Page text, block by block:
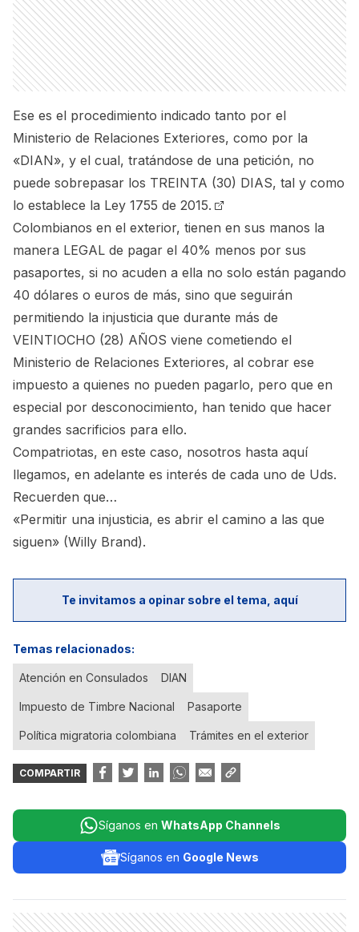
Ese es el procedimiento indicado tanto por el
Ministerio de Relaciones Exteriores, como por la
«DIAN», y el cual, tratándose de una petición, no
puede sobrepasar los TREINTA (30) DIAS, tal y como
lo establece la Ley 1755 de 2015.
Colombianos en el exterior, tienen en sus manos la
manera LEGAL de pagar el 40% menos por sus
pasaportes, si no acuden a ella no solo están pagando
40 dólares o euros de más, sino que seguirán
permitiendo la injusticia que durante más de
VEINTIOCHO (28) AÑOS viene cometiendo el
Ministerio de Relaciones Exteriores, al cobrar ese
impuesto a quienes no pueden pagarlo, pero que en
especial por desconocimiento, han tenido que hacer
grandes sacrificios para ello.
Compatriotas, en este caso, nosotros hasta aquí
llegamos, en adelante es interés de cada uno de Uds.
Recuerden que…
«Permitir una injusticia, es abrir el camino a las que
siguen» (Willy Brand).
Te invitamos a opinar sobre el tema, aquí
Temas relacionados:
Atención en Consulados DIAN
Impuesto de Timbre Nacional Pasaporte
Política migratoria colombiana Trámites en el exterior
COMPARTIR
Síganos en WhatsApp Channels
Síganos en Google News